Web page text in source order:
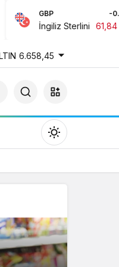
-0.22%
Sterlini 61,84 TRY
6.658,45